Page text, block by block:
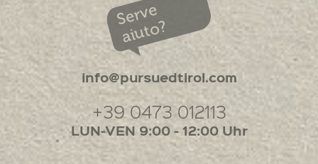
Serve
aiuto?
info@pursuedtirol.com
+39 0473 012113
LUN-VEN 9:00 - 12:00 Uhr